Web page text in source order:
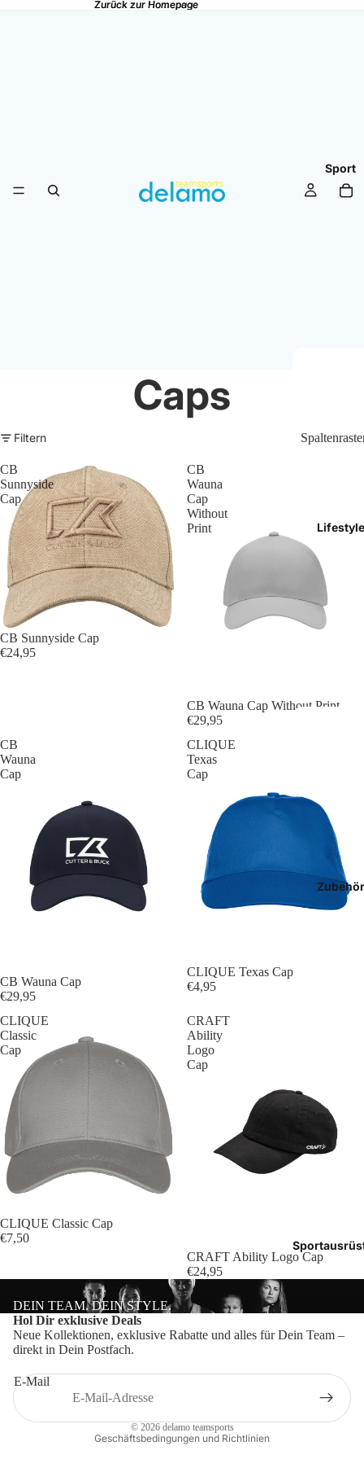
Zurück zur Homepage
Zurück zur Homepage
Sport
Lifestyle
Hosen
Zubehör
Caps
Filtern
CB
Sunnyside
Cap
CB Sunnyside Cap
€24,95
CB
Wauna
Cap
Without
Print
CB Wauna Cap Without Print
€29,95
CB
Wauna
Cap
CB Wauna Cap
€29,95
CLIQUE
Texas
Cap
CLIQUE Texas Cap
€4,95
CLIQUE
Classic
Cap
CLIQUE Classic Cap
€7,50
CRAFT
Ability
Logo
Cap
CRAFT Ability Logo Cap
€24,95
DEIN TEAM. DEIN STYLE.
Hol Dir exklusive Deals
Neue Kollektionen, exklusive Rabatte und alles für Dein Team –
direkt in Dein Postfach.
E-Mail
© 2026 delamo teamsports
Geschäftsbedingungen und Richtlinien
Datenschutzerklärung
Impressum
Kontaktinformationen